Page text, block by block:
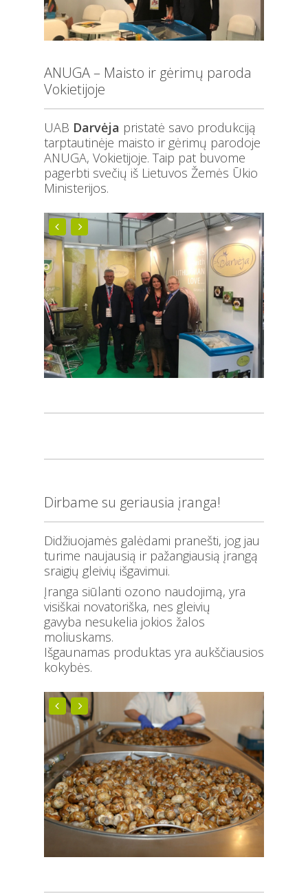
ANUGA – Maisto ir gėrimų paroda
Vokietijoje
UAB Darvėja pristatė savo produkciją
tarptautinėje maisto ir gėrimų parodoje
ANUGA, Vokietijoje. Taip pat buvome
pagerbti svečių iš Lietuvos Žemės Ūkio
Ministerijos.
Dirbame su geriausia įranga!
Didžiuojamės galėdami pranešti, jog jau
turime naujausią ir pažangiausią įrangą
sraigių gleivių išgavimui.
Įranga siūlanti ozono naudojimą, yra
visiškai novatoriška, nes gleivių
gavyba nesukelia jokios žalos
moliuskams.
Išgaunamas produktas yra aukščiausios
kokybės.